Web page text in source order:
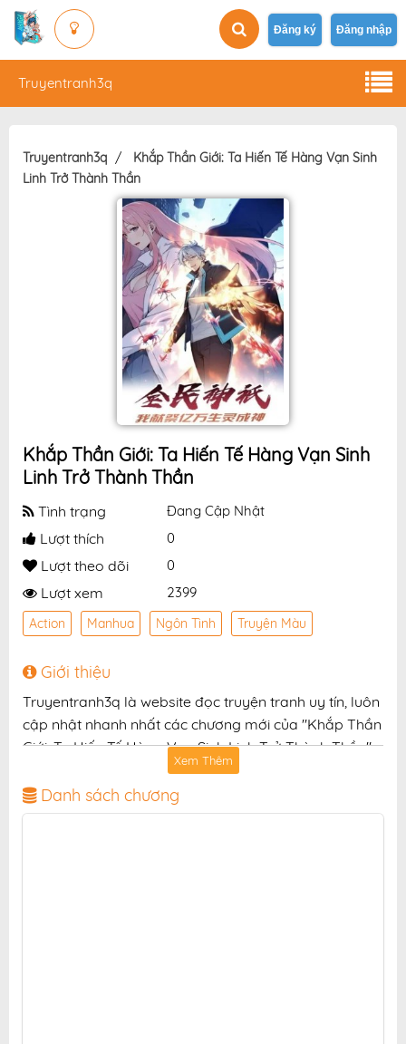
Đăng ký Đăng nhập
Truyentranh3q
Truyentranh3q
Khắp Thần Giới: Ta Hiến Tế Hàng Vạn Sinh
Linh Trở Thành Thần
Khắp Thần Giới: Ta Hiến Tế Hàng Vạn Sinh
Linh Trở Thành Thần
Tình trạng Đang Cập Nhật
Lượt thích 0
Lượt theo dõi 0
Lượt xem 2399
Action Manhua Ngôn Tình Truyện Màu
Giới thiệu
Truyentranh3q là website đọc truyện tranh uy tín, luôn
cập nhật nhanh nhất các chương mới của "Khắp Thần
Giới: Ta Hiến Tế Hàng Vạn Sinh Linh Trở Thành Thần"
với chất lượng hình ảnh sắc nét, bản dịch chuẩn và
giao diện thân thiện, mang đến trải nghiệm đọc truyện
hấp dẫn, tiện lợi, hoàn toàn miễn phí cho độc giả yêu
Xem Thêm
Danh sách chương